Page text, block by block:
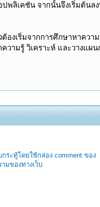
พลิเคชัน จากนั้นจึงเริ่มต้น
องเริ่มจากการศึกษาหาคว
มรู้ วิเคราะห์ และวางแผน
ระทู้โดยใช้กล่อง comment ของ
มของทางเว็บ